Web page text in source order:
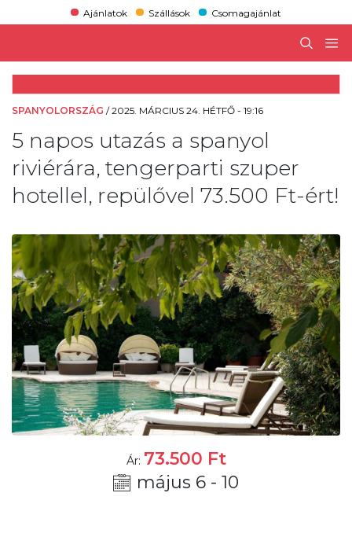
Ajánlatok Szállások Csomagajánlat
SPANYOLORSZÁG /2025. MÁRCIUS 24. HÉTFŐ - 19:16
5 napos utazás a spanyol
riviérára, tengerparti szuper
hotellel, repülővel 73.500 Ft-ért!
Ár: 73.500 Ft
május 6 - 10